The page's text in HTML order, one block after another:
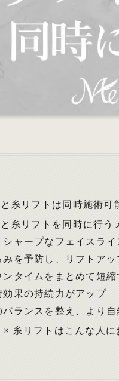
糸リフトは同時施術可
糸リフトを同時に行う
シャープなフェイスライ
みを予防し、リフトア
ンタイムをまとめて短縮
効果の持続力がアップ
バランスを整え、より
× 糸リフトはこんな人に